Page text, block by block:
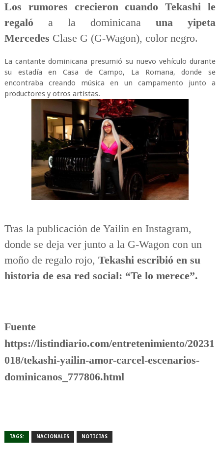
Los rumores crecieron cuando Tekashi le
regaló a la dominicana una yipeta
Mercedes Clase G (G-Wagon), color negro.
La cantante dominicana presumió su nuevo vehículo durante
su estadía en Casa de Campo, La Romana, donde se
encontraba creando música en un campamento junto a
productores y otros artistas.
Tras la publicación de Yailin en Instagram,
donde se deja ver junto a la G-Wagon con un
moño de regalo rojo, Tekashi escribió en su
historia de esa red social: “Te lo merece”.
Fuente
https://listindiario.com/entretenimiento/20231
018/tekashi-yailin-amor-carcel-escenarios-
dominicanos_777806.html
TAGS: NACIONALES NOTICIAS